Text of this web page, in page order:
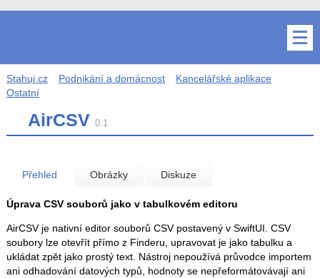
Stahuj.cz Podnikání a domácnost
Kancelářské aplikace
Ostatní
AirCSV 0.1
Přehled Obrázky Diskuze
Úprava CSV souborů jako v tabulkovém editoru
AirCSV je nativní editor souborů CSV postavený v SwiftUI. CSV
soubory lze otevřít přímo z Finderu, upravovat je jako tabulku a
ukládat zpět jako prostý text. Nástroj nepoužívá průvodce importem
ani odhadování datových typů, hodnoty se nepřeformátovávají ani